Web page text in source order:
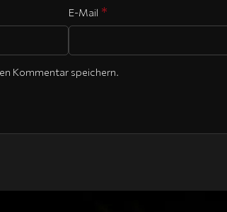
E-Mail *
Kommentar speichern.